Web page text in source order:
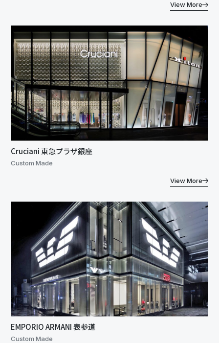
View More
Cruciani 東急プラザ銀座
Custom Made
View More
EMPORIO ARMANI 表参道
Custom Made